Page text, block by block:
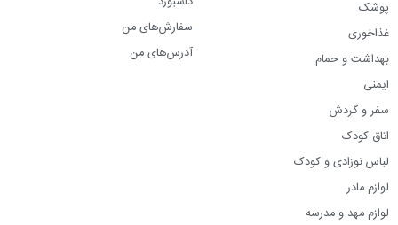
پوشک
غذاخوری
بهداشت و حمام
ایمنی
سفر و گردش
اتاق کودک
لباس نوزادی و کودک
لوازم مادر
لوازم مهد و مدرسه
سفارش‌های من
آدرس‌های من